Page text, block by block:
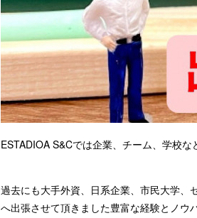
ESTADIOA S&Cでは企業、チーム、学校
過去にも大手外資、日系企業、市民大学、
へ出張させて頂きました豊富な経験とノウ